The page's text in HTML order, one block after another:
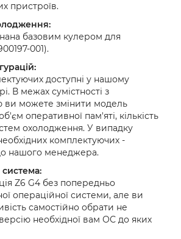
пристроїв.
базовим кулером для
001).
доступні у нашому
В межах сумістності з
ви можете змінити модель
оперативної пам'яті, кількість
охолодження. У випадку
комплектуючих -
нашого менеджера.
Z6 G4 без попередньо
операційної системи, але ви
самостійно обрати не
необхідної вам ОС до яких